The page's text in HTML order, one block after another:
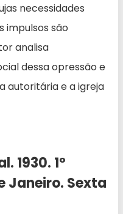
necessidades
impulsos são
analisa
dessa opressão e
autoritária e a igreja
1930. 1º
Janeiro. Sexta